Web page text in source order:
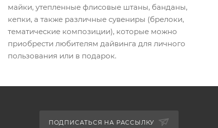
майки, утепленные флисовые штаны, банданы,
кепки, а также различные сувениры (брелоки,
тематические композиции), которые можно
приобрести любителям дайвинга для личного
пользования или в подарок.
ПОДПИСАТЬСЯ НА РАССЫЛКУ